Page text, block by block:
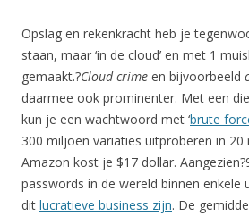
Opslag en rekenkracht heb je
staan, maar ‘in de cloud’ en met 1
gemaakt.?Cloud crime en bijvoorbeeld
daarmee ook prominenter. Met een
kun je een wachtwoord met ‘brute
300 miljoen variaties uitproberen in
Amazon kost je $17 dollar.
passwords in de wereld binnen enkele
dit lucratieve business zijn. De